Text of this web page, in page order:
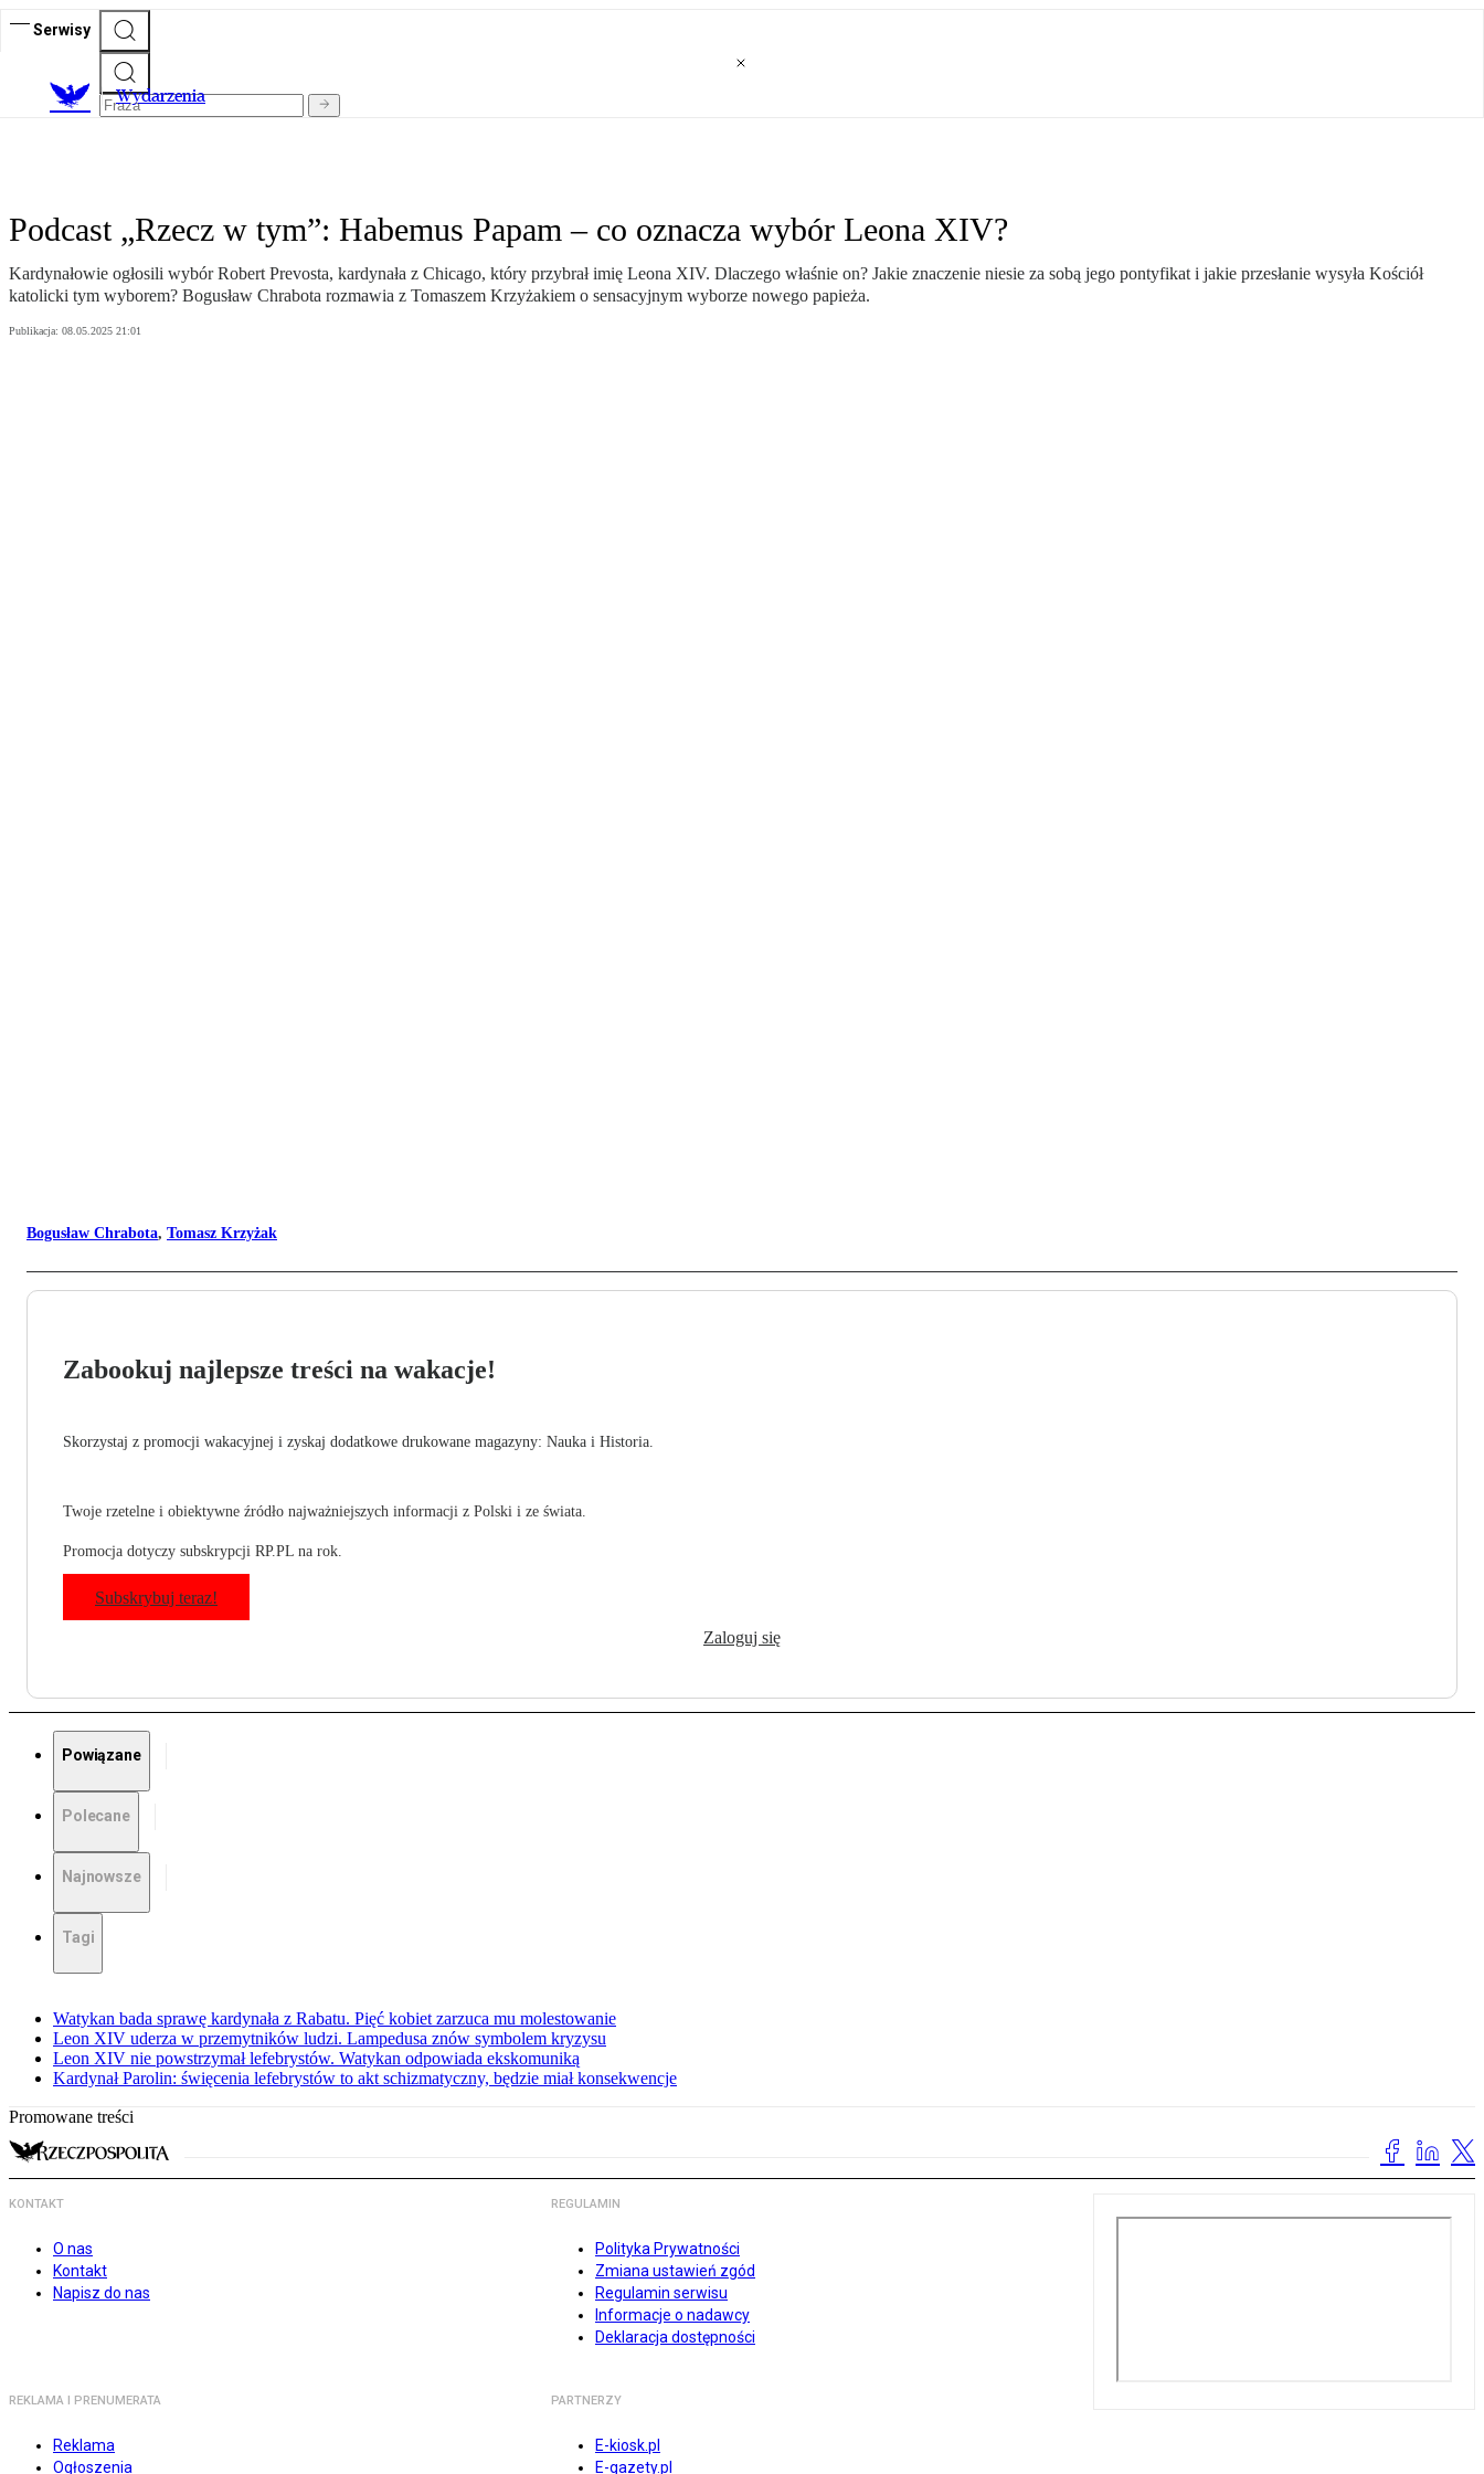
Serwisy
Wydarzenia
Podcast „Rzecz w tym”: Habemus Papam – co oznacza wybór Leona XIV?
Kardynałowie ogłosili wybór Robert Prevosta, kardynała z Chicago, który przybrał imię Leona XIV. Dlaczego właśnie on? Jakie znaczenie niesie za sobą jego pontyfikat i jakie przesłanie wysyła Kościół
katolicki tym wyborem? Bogusław Chrabota rozmawia z Tomaszem Krzyżakiem o sensacyjnym wyborze nowego papieża.
Publikacja: 08.05.2025 21:01
Bogusław Chrabota, Tomasz Krzyżak
Zabookuj najlepsze treści na wakacje!
Skorzystaj z promocji wakacyjnej i zyskaj dodatkowe drukowane magazyny: Nauka i Historia.
Twoje rzetelne i obiektywne źródło najważniejszych informacji z Polski i ze świata.
Promocja dotyczy subskrypcji RP.PL na rok.
Subskrybuj teraz!
Zaloguj się
Powiązane
Polecane
Najnowsze
Tagi
Watykan bada sprawę kardynała z Rabatu. Pięć kobiet zarzuca mu molestowanie
Leon XIV uderza w przemytników ludzi. Lampedusa znów symbolem kryzysu
Leon XIV nie powstrzymał lefebrystów. Watykan odpowiada ekskomuniką
Kardynał Parolin: święcenia lefebrystów to akt schizmatyczny, będzie miał konsekwencje
Promowane treści
KONTAKT
O nas
Kontakt
Napisz do nas
REGULAMIN
Polityka Prywatności
Zmiana ustawień zgód
Regulamin serwisu
Informacje o nadawcy
Deklaracja dostępności
REKLAMA I PRENUMERATA
Reklama
Ogłoszenia
PARTNERZY
E-kiosk.pl
E-gazety.pl